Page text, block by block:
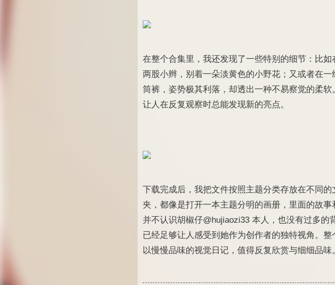
在整个合集里，我还发现了一些特别的细节：比
两股小辫，别着一朵淡黄色的小野花；又或者在
筒裤，姿势极其利落，却透出一种不易察觉的柔
让人在反复观察时总能发现新的亮点。
下载完成后，我把文件按照主题分类存放在不同
夹，都像是打开一本主题分明的画册，里面的故
并不认识胡椒仔@hujiaozi33 本人，也没有过多的
已经足够让人感受到她作为创作者的独特视角。
以慢慢品味的视觉日记，值得反复欣赏与细细品味